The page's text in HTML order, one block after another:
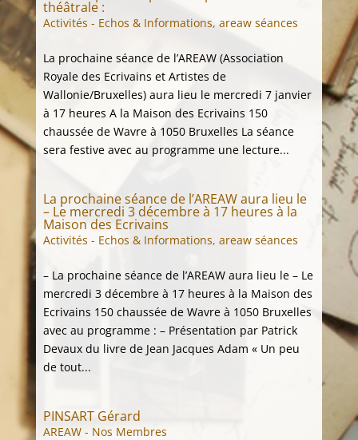
théâtrale :
Activités - Echos & Informations, areaw séances
La prochaine séance de l’AREAW (Association
Royale des Ecrivains et Artistes de
Wallonie/Bruxelles) aura lieu le mercredi 7 janvier
à 17 heures A la Maison des Ecrivains 150
chaussée de Wavre à 1050 Bruxelles La séance
sera festive avec au programme une lecture...
La prochaine séance de l’AREAW aura lieu le
– Le mercredi 3 décembre à 17 heures à la
Maison des Ecrivains
Activités - Echos & Informations, areaw séances
– La prochaine séance de l’AREAW aura lieu le – Le
mercredi 3 décembre à 17 heures à la Maison des
Ecrivains 150 chaussée de Wavre à 1050 Bruxelles
avec au programme : – Présentation par Patrick
Devaux du livre de Jean Jacques Adam « Un peu
de tout...
PINSART Gérard
AREAW - Nos Membres